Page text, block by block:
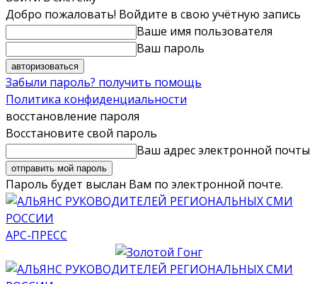
Добро пожаловать! Войдите в свою учётную запись
Ваше имя пользователя
Ваш пароль
Забыли пароль? получить помощь
Политика конфиденциальности
восстановление пароля
Восстановите свой пароль
Ваш адрес электронной почты
Пароль будет выслан Вам по электронной почте.
АРС-ПРЕСС